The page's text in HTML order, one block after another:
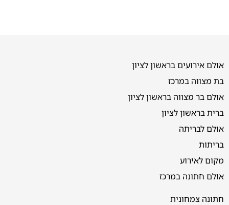
אולם אירועים בראשון לציון
בת מצווה במרכז
אולם בר מצווה בראשון לציון
ברית בראשון לציון
אולם לבריתה
בריתות
מקום לאירוע
אולם חתונה במרכז
חתונה צמחונית